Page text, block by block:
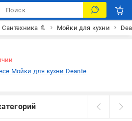
Сантехника 🚿 Мойки для кухни
Мойки для кухни Deante